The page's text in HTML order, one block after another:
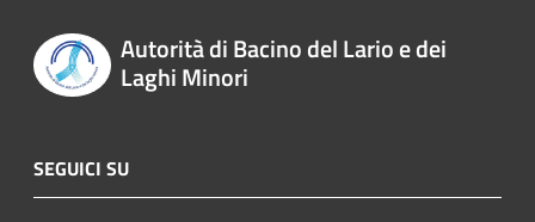
Autorità di Bacino del Lario e dei
Laghi Minori
SEGUICI SU